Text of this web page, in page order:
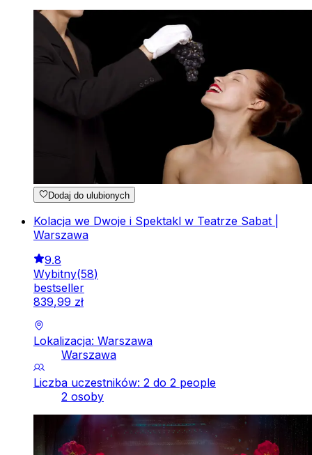
Dodaj do ulubionych
Kolacja we Dwoje i Spektakl w Teatrze Sabat |
Warszawa
9.8
Wybitny(58)
bestseller
839,99 zł
Lokalizacja: Warszawa
Warszawa
Liczba uczestników: 2 do 2 people
2 osoby